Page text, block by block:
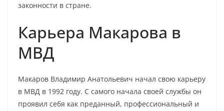
законности в стране.
Карьера Макарова в
МВД
Макаров Владимир Анатольевич начал свою карьеру
в МВД в 1992 году. С самого начала своей службы он
проявил себя как преданный, профессиональный и